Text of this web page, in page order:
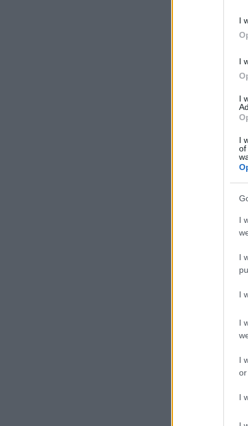
I
I
I
I
of
I
I
I
I
I
or
I